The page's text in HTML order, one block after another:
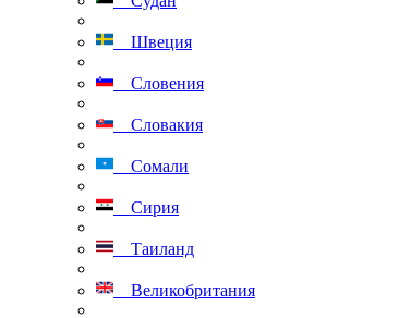
Швеция
Словения
Словакия
Сомали
Сирия
Таиланд
Великобритания